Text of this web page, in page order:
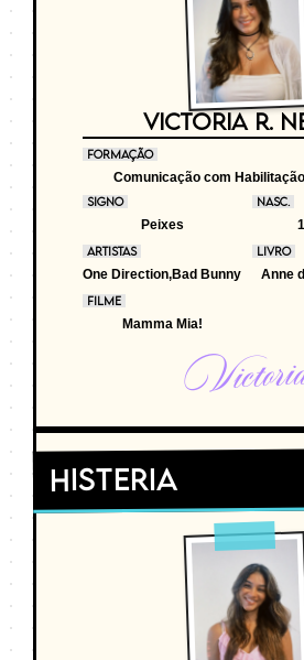
VICTORIA R.
FORMAÇÃO
Comunicação com
SIGNO
Peixes
NASC.
ARTISTAS
One Direction,Bad Bunny
LIVRO
Anne
FILME
Mamma Mia!
Histeria